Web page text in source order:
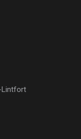
Lintfort